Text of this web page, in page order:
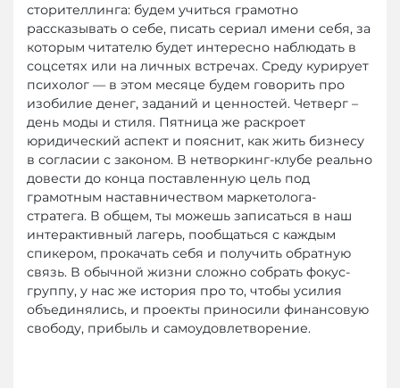
сторителлинга: будем учиться грамотно
рассказывать о себе, писать сериал имени себя, за
которым читателю будет интересно наблюдать в
соцсетях или на личных встречах. Среду курирует
психолог — в этом месяце будем говорить про
изобилие денег, заданий и ценностей. Четверг –
день моды и стиля. Пятница же раскроет
юридический аспект и пояснит, как жить бизнесу
в согласии с законом. В нетворкинг-клубе реально
довести до конца поставленную цель под
грамотным наставничеством маркетолога-
стратега. В общем, ты можешь записаться в наш
интерактивный лагерь, пообщаться с каждым
спикером, прокачать себя и получить обратную
связь. В обычной жизни сложно собрать фокус-
группу, у нас же история про то, чтобы усилия
объединялись, и проекты приносили финансовую
свободу, прибыль и самоудовлетворение.